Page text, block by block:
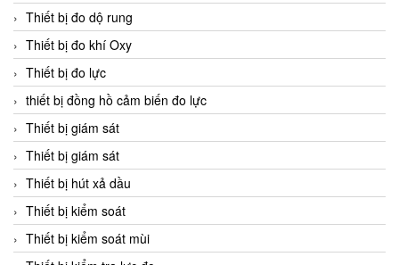
Thiết bị đo dộ rung
Thiết bị đo khí Oxy
Thiết bị đo lực
thiết bị đồng hồ cảm biến đo lực
Thiết bị giám sát
Thiết bị giám sát
Thiết bị hút xả dầu
Thiết bị kiểm soát
Thiết bị kiểm soát mùi